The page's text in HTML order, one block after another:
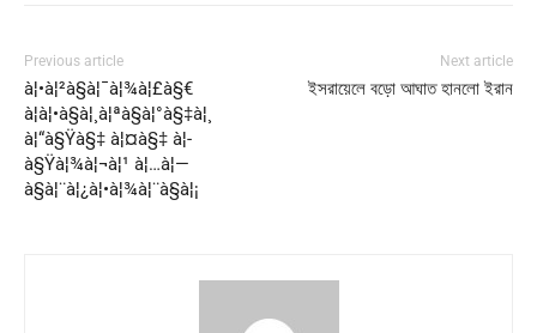
Previous article
à¦•à¦²à§à¦¯à¦¾à¦£à§€
à¦à¦•à§à¦¸à¦ªà§à¦°à§‡à¦¸
à¦“à§Ÿà§‡ à¦¤à§‡ à¦­
à§Ÿà¦¾à¦¬à¦¹ à¦…à¦—
à§à¦¨à¦¿à¦•à¦¾à¦¨à§à¦¡
Next article
ইসরায়েলে বড়ো আঘাত হানলো ইরান